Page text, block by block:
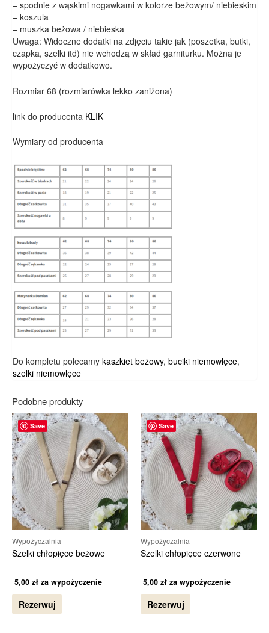
– spodnie z wąskimi nogawkami w kolorze beżowym/ niebieskim
– koszula
– muszka beżowa / niebieska
Uwaga: Widoczne dodatki na zdjęciu takie jak (poszetka, butki,
czapka, szelki itd) nie wchodzą w skład garniturku. Można je
wypożyczyć w dodatkowo.
Rozmiar 68 (rozmiarówka lekko zaniżona)
link do producenta KLIK
Wymiary od producenta
Do kompletu polecamy kaszkiet beżowy, buciki niemowlęce,
szelki niemowlęce
Podobne produkty
Save
Wypożyczalnia
Szelki chłopięce beżowe
5,00 zł za wypożyczenie
Rezerwuj
Save
Wypożyczalnia
Szelki chłopięce czerwone
5,00 zł za wypożyczenie
Rezerwuj